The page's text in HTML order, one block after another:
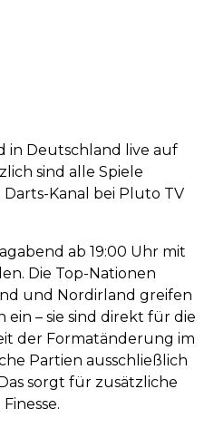
in Deutschland live auf
sind alle Spiele
Kanal bei Pluto TV
ab 19:00 Uhr mit
Die Top-Nationen
und Nordirland greifen
ein – sie sind direkt für die
der Formatänderung im
Partien ausschließlich
sorgt für zusätzliche